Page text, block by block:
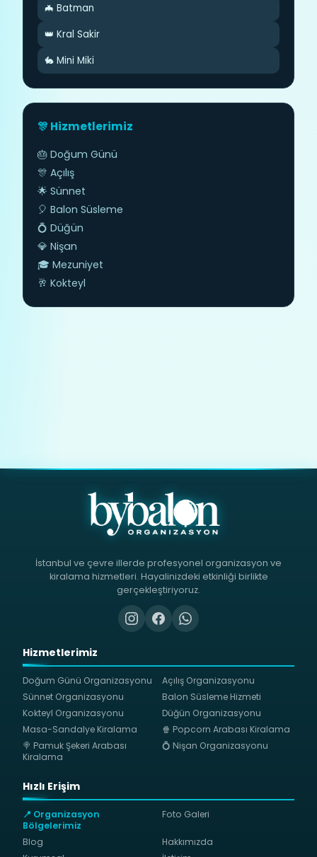
🦇 Batman
👑 Kral Sakir
🐇 Mini Miki
🎊 Hizmetlerimiz
🎂 Doğum Günü
🎊 Açılış
🌟 Sünnet
🎈 Balon Süsleme
💍 Düğün
💎 Nişan
🎓 Mezuniyet
🥂 Kokteyl
İstanbul ve çevre illerde profesyonel organizasyon ve
kiralama hizmetleri. Hayalinizdeki etkinliği birlikte
gerçekleştiriyoruz.
Hizmetlerimiz
Doğum Günü Organizasyonu
Açılış Organizasyonu
Sünnet Organizasyonu
Balon Süsleme Hizmeti
Kokteyl Organizasyonu
Düğün Organizasyonu
Masa-Sandalye Kiralama
🍿 Popcorn Arabası Kiralama
🍭 Pamuk Şekeri Arabası
Kiralama
💍 Nişan Organizasyonu
Hızlı Erişim
📍 Organizasyon
Bölgelerimiz
Foto Galeri
Blog
Hakkımızda